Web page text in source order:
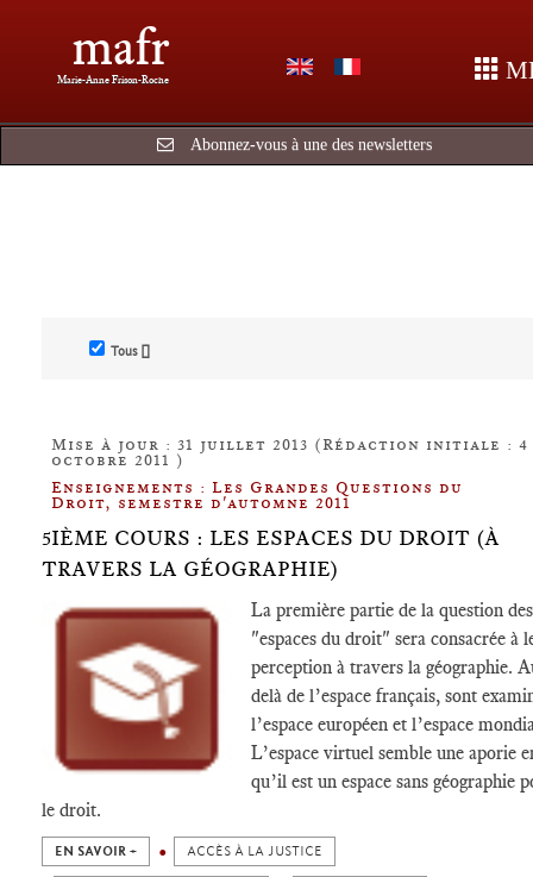
mafr
Marie-Anne Frison-Roche
Abonnez-vous à une des newsletters
Tous []
Mise à jour : 31 juillet 2013 (Rédaction initiale : 4
octobre 2011 )
Enseignements : Les Grandes Questions du
Droit, semestre d'automne 2011
5IÈME COURS : LES ESPACES DU DROIT (À
TRAVERS LA GÉOGRAPHIE)
La première partie de la question des
"espaces du droit" sera consacrée à
perception à travers la géographie.
delà de l’espace français, sont
l’espace européen et l’espace
L’espace virtuel semble une aporie
qu’il est un espace sans géographie
le droit.
EN SAVOIR + ACCÈS À LA JUSTICE